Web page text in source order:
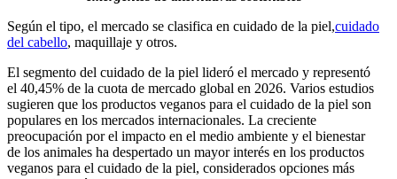
Según el tipo, el mercado se clasifica en cuidado de la piel,cuidado
del cabello, maquillaje y otros.
El segmento del cuidado de la piel lideró el mercado y representó
el 40,45% de la cuota de mercado global en 2026. Varios estudios
sugieren que los productos veganos para el cuidado de la piel son
populares en los mercados internacionales. La creciente
preocupación por el impacto en el medio ambiente y el bienestar
de los animales ha despertado un mayor interés en los productos
veganos para el cuidado de la piel, considerados opciones más